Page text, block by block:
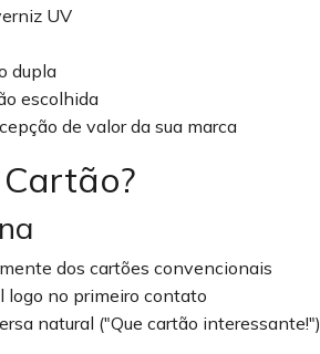
UV
dupla
escolhida
de valor da sua marca
dos cartões convencionais
logo no primeiro contato
natural ("Que cartão interessante!")